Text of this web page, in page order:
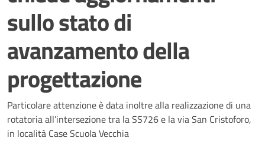
sullo stato di
avanzamento della
progettazione
Dettagli della notizia
Particolare attenzione è data inoltre alla realizzazione di una
rotatoria all’intersezione tra la SS726 e la via San Cristoforo,
in località Case Scuola Vecchia